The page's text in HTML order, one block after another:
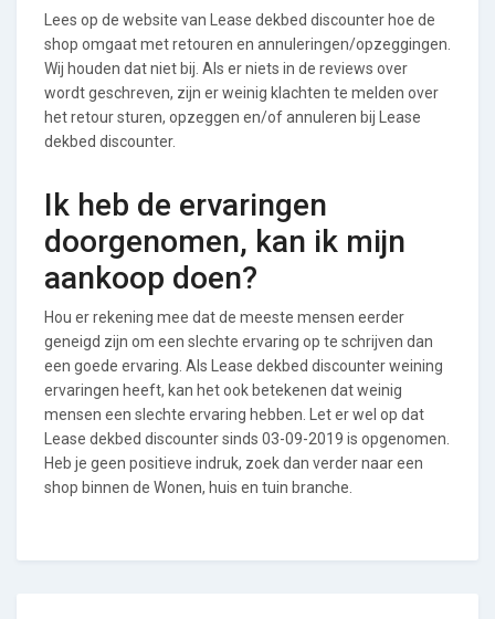
Lees op de website van Lease dekbed discounter hoe de
shop omgaat met retouren en annuleringen/opzeggingen.
Wij houden dat niet bij. Als er niets in de reviews over
wordt geschreven, zijn er weinig klachten te melden over
het retour sturen, opzeggen en/of annuleren bij Lease
dekbed discounter.
Ik heb de ervaringen
doorgenomen, kan ik mijn
aankoop doen?
Hou er rekening mee dat de meeste mensen eerder
geneigd zijn om een slechte ervaring op te schrijven dan
een goede ervaring. Als Lease dekbed discounter weining
ervaringen heeft, kan het ook betekenen dat weinig
mensen een slechte ervaring hebben. Let er wel op dat
Lease dekbed discounter sinds 03-09-2019 is opgenomen.
Heb je geen positieve indruk, zoek dan verder naar een
shop binnen de Wonen, huis en tuin branche.